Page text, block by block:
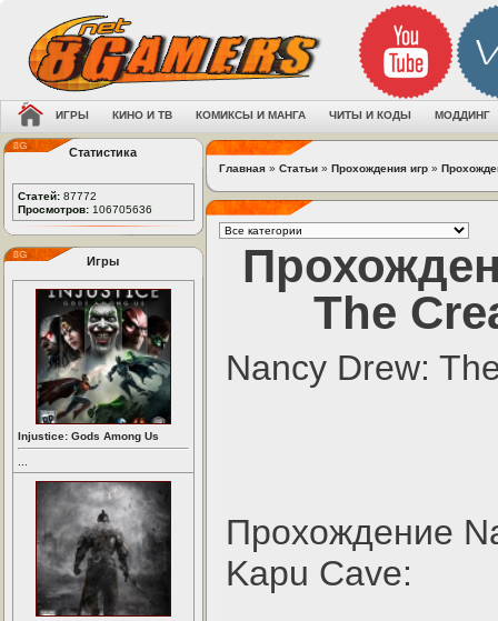
ИГРЫ КИНО И ТВ КОМИКСЫ И МАНГА ЧИТЫ И КОДЫ МОДДИНГ
Статистика
Статей: 87772
Просмотров: 106705636
Игры
Injustice: Gods Among Us
Главная » Статьи » Прохождения игр »
The
Nancy Drew:
Прохождение
Kapu Cave: